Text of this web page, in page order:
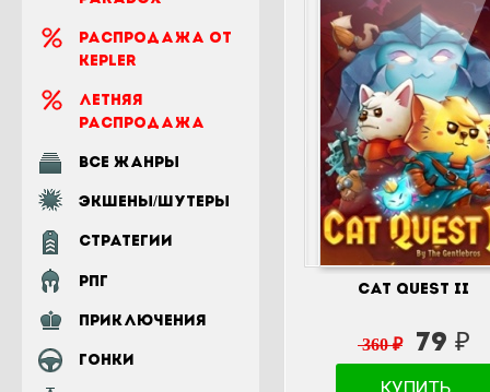
Распродажа от
Kepler
Летняя
распродажа
Все жанры
Экшены/шутеры
Стратегии
РПГ
Приключения
Гонки
Cat Quest II
360 ₽ 79 ₽
КУПИТЬ